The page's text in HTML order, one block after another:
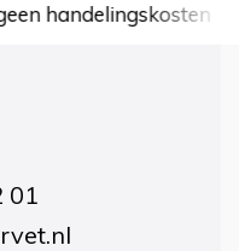
handelingskosten
01